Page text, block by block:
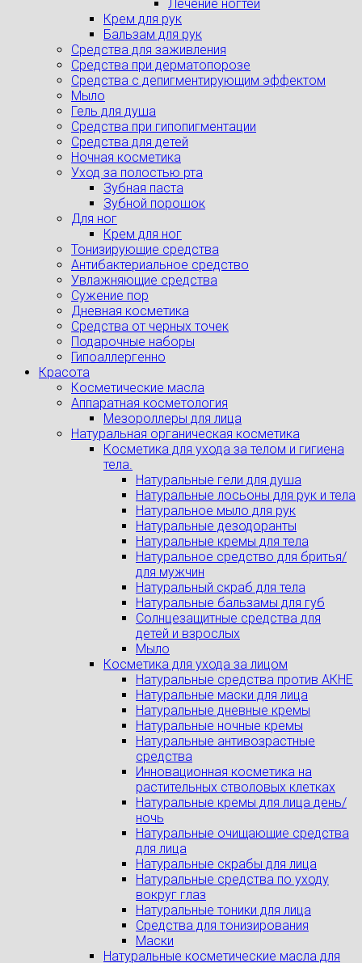
Лечение ногтей
Крем для рук
Бальзам для рук
Средства для заживления
Средства при дерматопорозе
Cредства с депигментирующим эффектом
Мыло
Гель для душа
Средства при гипопигментации
Средства для детей
Ночная косметика
Уход за полостью рта
Зубная паста
Зубной порошок
Для ног
Крем для ног
Тонизирующие средства
Антибактериальное средство
Увлажняющие средства
Сужение пор
Дневная косметика
Средства от черных точек
Подарочные наборы
Гипоаллергенно
Красота
Косметические масла
Аппаратная косметология
Мезороллеры для лица
Натуральная органическая косметика
Косметика для ухода за телом и гигиена
тела.
Натуральные гели для душа
Натуральные лосьоны для рук и тела
Натуральное мыло для рук
Натуральные дезодоранты
Натуральные кремы для тела
Натуральное средство для бритья/
для мужчин
Натуральный скраб для тела
Натуральные бальзамы для губ
Солнцезащитные средства для
детей и взрослых
Мыло
Косметика для ухода за лицом
Натуральные средства против АКНЕ
Натуральные маски для лица
Натуральные дневные кремы
Натуральные ночные кремы
Натуральные антивозрастные
средства
Инновационная косметика на
растительных стволовых клетках
Натуральные кремы для лица день/
ночь
Натуральные очищающие средства
для лица
Натуральные скрабы для лица
Натуральные средства по уходу
вокруг глаз
Натуральные тоники для лица
Средства для тонизирования
Маски
Натуральные косметические масла для